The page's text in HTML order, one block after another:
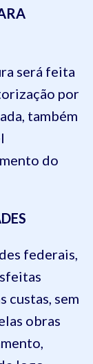
será feita
por
também
do
federais,
custas, sem
obras